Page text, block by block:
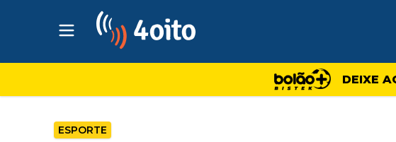
Abrir menu principal
DEIXE
ESPORTE